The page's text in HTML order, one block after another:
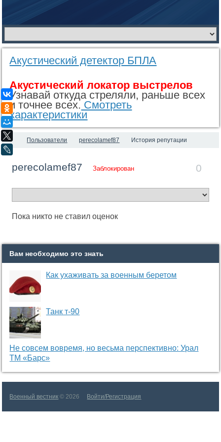
ВКонтакте
Одноклассники
Мой Мир
Акустический детектор БПЛА
Акустический локатор выстрелов
Узнавай откуда стреляли, раньше всех
и точнее всех. Смотреть
характеристики
Пользователи perecolamef87 История репутации
0
perecolamef87 Заблокирован
Пока никто не ставил оценок
Вам необходимо это знать
Как ухаживать за военным беретом
Танк т-90
Не совсем вовремя, но весьма перспективно: Урал
ТМ «Барс»
Военный вестник © 2026 Войти/Регистрация